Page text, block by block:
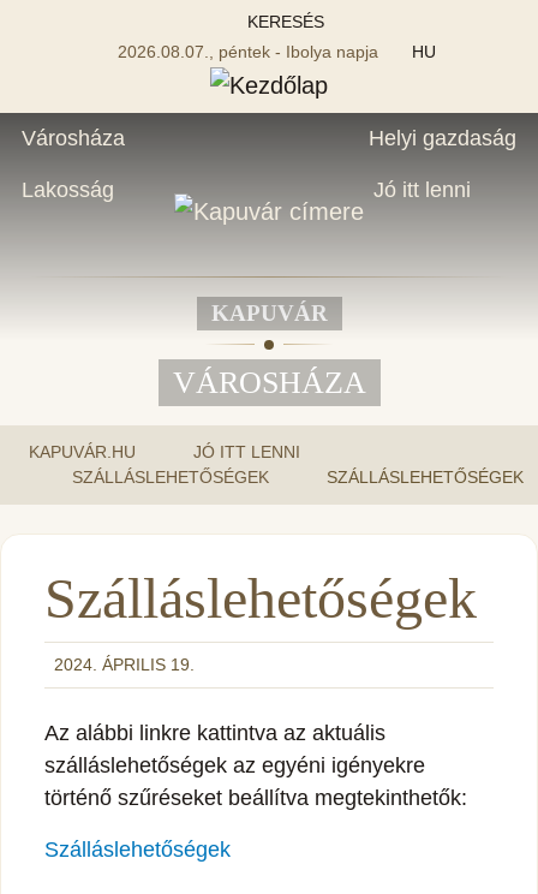
KERESÉS
2026.08.07., péntek - Ibolya napja
HU
Városháza
Lakosság
Helyi gazdaság
Jó itt lenni
KAPUVÁR
VÁROSHÁZA
KAPUVÁR.HU
JÓ ITT LENNI
SZÁLLÁSLEHETŐSÉGEK
SZÁLLÁSLEHETŐSÉGEK
Szálláslehetőségek
2024. ÁPRILIS 19.
Az alábbi linkre kattintva az aktuális
szálláslehetőségek az egyéni igényekre
történő szűréseket beállítva megtekinthetők:
Szálláslehetőségek